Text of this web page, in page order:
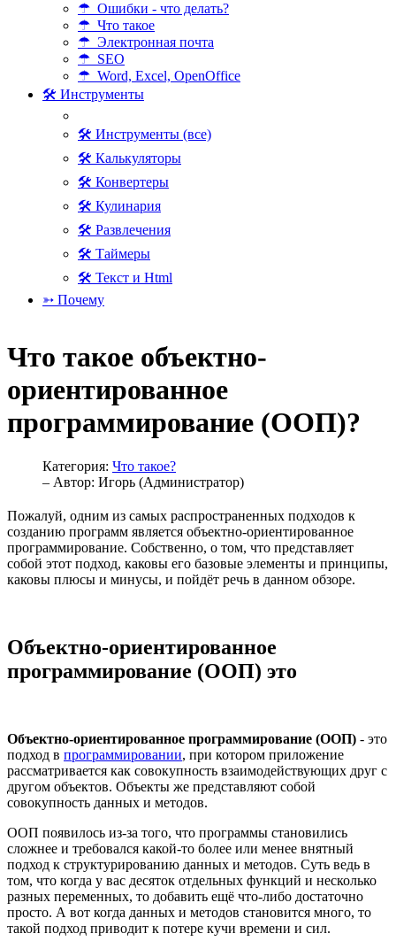
☂ Ошибки - что делать?
☂ Что такое
☂ Электронная почта
☂ SEO
☂ Word, Excel, OpenOffice
🛠 Инструменты
🛠 Инструменты (все)
🛠 Калькуляторы
🛠 Конвертеры
🛠 Кулинария
🛠 Развлечения
🛠 Таймеры
🛠 Текст и Html
➳ Почему
Что такое объектно-
ориентированное
программирование (ООП)?
Категория: Что такое?
– Автор: Игорь (Администратор)
Пожалуй, одним из самых распространенных подходов к
созданию программ является объектно-ориентированное
программирование. Собственно, о том, что представляет
собой этот подход, каковы его базовые элементы и принципы,
каковы плюсы и минусы, и пойдёт речь в данном обзоре.
Объектно-ориентированное
программирование (ООП) это
Объектно-ориентированное программирование (ООП) - это
подход в программировании, при котором приложение
рассматривается как совокупность взаимодействующих друг с
другом объектов. Объекты же представляют собой
совокупность данных и методов.
ООП появилось из-за того, что программы становились
сложнее и требовался какой-то более или менее внятный
подход к структурированию данных и методов. Суть ведь в
том, что когда у вас десяток отдельных функций и несколько
разных переменных, то добавить ещё что-либо достаточно
просто. А вот когда данных и методов становится много, то
такой подход приводит к потере кучи времени и сил.